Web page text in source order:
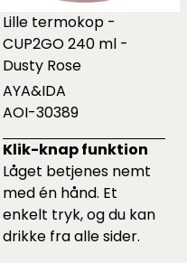
Lille termokop -
CUP2GO 240 ml -
Dusty Rose
AYA&IDA
AOI-30389
Klik-knap funktion
Låget betjenes nemt
med én hånd. Et
enkelt tryk, og du kan
drikke fra alle sider.